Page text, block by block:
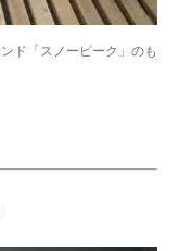
ド「スノーピーク」のも